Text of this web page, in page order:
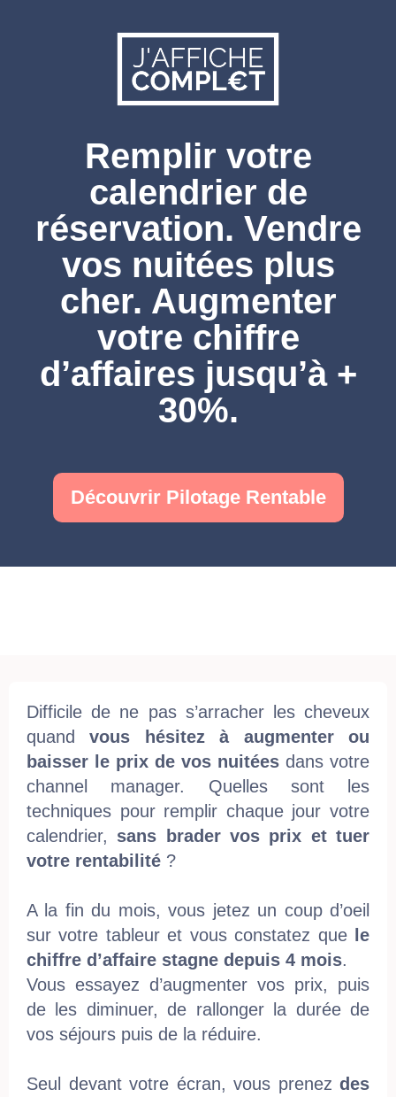
Remplir votre
calendrier de
réservation. Vendre
vos nuitées plus
cher. Augmenter
votre chiffre
d’affaires jusqu’à +
30%.
Découvrir Pilotage Rentable
Difficile de ne pas s’arracher les cheveux
quandvous hésitez à augmenter ou
baisser le prix de vos nuitées dans votre
channel manager. Quelles sont les
techniques pour remplir chaque jour votre
calendrier, sans brader vos prix et tuer
votre rentabilité ?
A la fin du mois, vous jetez un coup d’oeil
sur votre tableur et vous constatez quele
chiffre d’affaire stagne depuis 4 mois.
Vous essayez d’augmenter vos prix, puis
de les diminuer, de rallonger la durée de
vos séjours puis de la réduire.
Seul devant votre écran, vous prenez des